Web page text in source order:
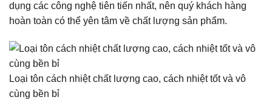
dụng các công nghệ tiên tiến nhất, nên quý khách hàng
hoàn toàn có thể yên tâm về chất lượng sản phẩm.
Loại tôn cách nhiệt chất lượng cao, cách nhiệt tốt và vô
cùng bền bỉ